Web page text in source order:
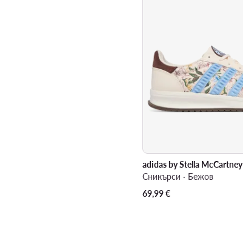
adidas by Stella McCartney
Сникърси · Бежов
69,99€